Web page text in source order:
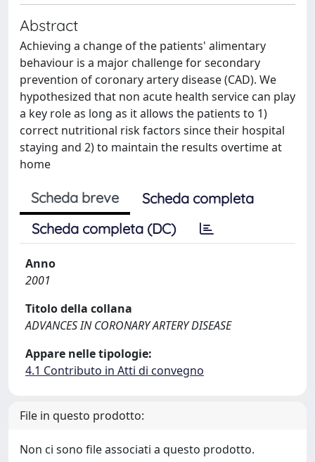
Abstract
Achieving a change of the patients' alimentary
behaviour is a major challenge for secondary
prevention of coronary artery disease (CAD). We
hypothesized that non acute health service can play
a key role as long as it allows the patients to 1)
correct nutritional risk factors since their hospital
staying and 2) to maintain the results overtime at
home
Scheda breve
Scheda completa
Scheda completa (DC)
Anno
2001
Titolo della collana
ADVANCES IN CORONARY ARTERY DISEASE
Appare nelle tipologie:
4.1 Contributo in Atti di convegno
File in questo prodotto:
Non ci sono file associati a questo prodotto.